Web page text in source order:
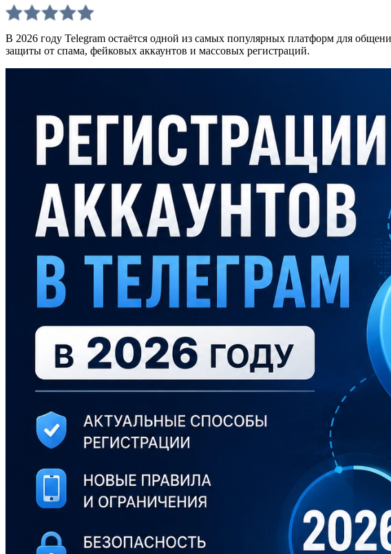
В 2026 году Telegram остаётся одной из самых популярных платформ для
защиты от спама, фейковых аккаунтов и массовых регистраций.